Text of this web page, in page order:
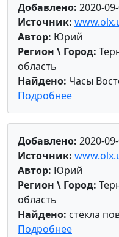
Добавлено: 2020-
Источник:
Автор: Юрий
Регион \ Город:
область
Найдено: Часы
Подробнее
Добавлено: 2020-
Источник:
Автор: Юрий
Регион \ Город:
область
Найдено: стёкла
Подробнее